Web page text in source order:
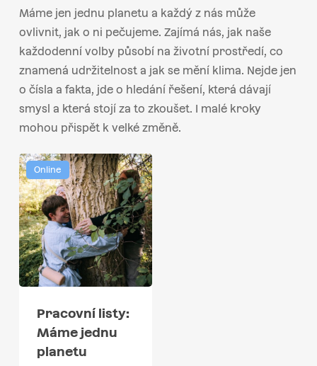
Máme jen jednu planetu a každý z nás může
ovlivnit, jak o ni pečujeme. Zajímá nás, jak naše
každodenní volby působí na životní prostředí, co
znamená udržitelnost a jak se mění klima. Nejde jen
o čísla a fakta, jde o hledání řešení, která dávají
smysl a která stojí za to zkoušet. I malé kroky
mohou přispět k velké změně.
Online
Pracovní listy:
Máme jednu
planetu